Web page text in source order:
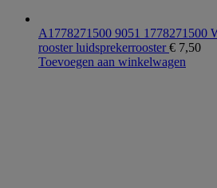
A1778271500 9051 1778271500
rooster luidsprekerrooster€ 7,50
Toevoegen aan winkelwagen